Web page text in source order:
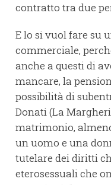
contratto tra due
E lo si vuol fare su
commerciale,
anche a questi di
mancare, la
possibilità di
Donati (La
matrimonio,
un uomo e una
tutelare dei diritti
eterosessuali che